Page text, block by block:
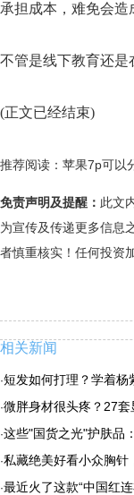
承担成本，难免会造
不管是线下教育还是
(正文已经结束)
推荐阅读： 苹果7p可以
免责声明及提醒： 此文
为宣传及传递更多信息
者慎重核实！任何投资
相关新闻
·短发如何打理？学着杨
·微胖身材很头疼？27套
·这些"国货之光"护肤品
·私藏绝美好看小众胸针
·最近火了这款“中国红连